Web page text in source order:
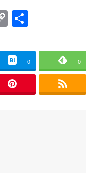
C
p
y
Li
n
共
0 0